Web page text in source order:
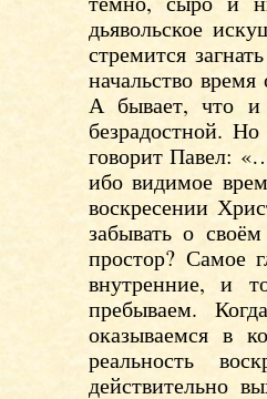
дьявольское
стремится
начальство
А бывает, что и
безрадостной.
говорит Павел:
ибо видимое
воскресении
забывать о
простор? Самое
внутренние, и
пребываем.
оказываемся в
реальность
действительно